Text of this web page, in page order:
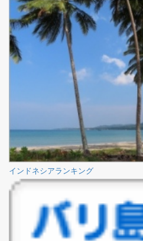
インドネシアランキング